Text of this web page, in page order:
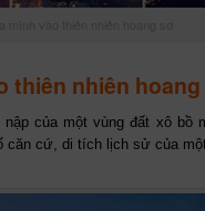
thiên nhiên
của một vùng đất xô bồ
căn cứ, di tích lịch sử của